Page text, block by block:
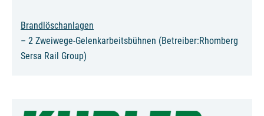
Brandlöschanlagen
– 2 Zweiwege-Gelenkarbeitsbühnen (Betreiber:Rhomberg
Sersa Rail Group)